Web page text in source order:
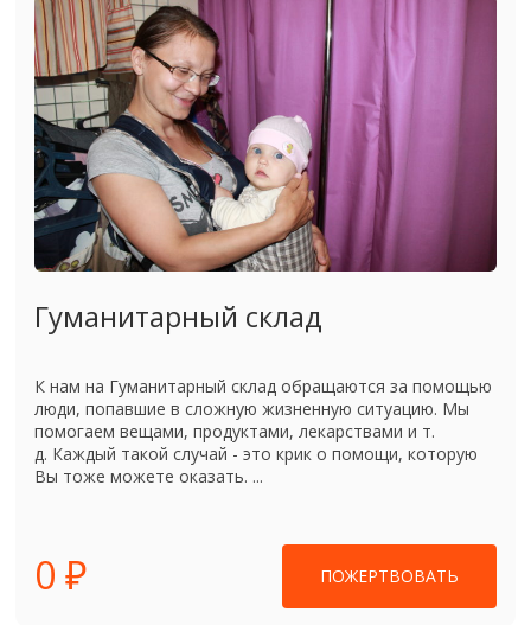
Гуманитарный склад
К нам на Гуманитарный склад обращаются за помощью
люди, попавшие в сложную жизненную ситуацию. Мы
помогаем вещами, продуктами, лекарствами и т.
д. Каждый такой случай - это крик о помощи, которую
Вы тоже можете оказать. ...
0 ₽ ПОЖЕРТВОВАТЬ